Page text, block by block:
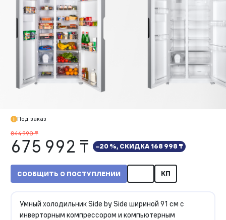
Под заказ
675 992 ₸ −20 %, СКИДКА 168 998 ₸
844 990 ₸
СООБЩИТЬ О ПОСТУПЛЕНИИ КП
Умный холодильник Side by Side шириной 91 см с
инверторным компрессором и компьютерным